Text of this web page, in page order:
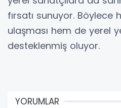
fırsatı sunuyor.
ulaşması hem de yerel
desteklenmiş oluyor.
YORUMLAR